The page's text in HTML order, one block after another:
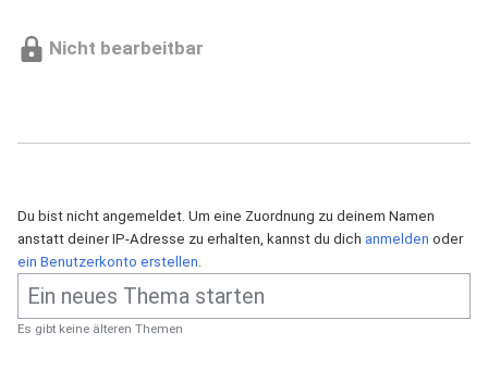
Nicht bearbeitbar
Du bist nicht angemeldet. Um eine Zuordnung zu deinem Namen
anstatt deiner IP-Adresse zu erhalten, kannst du dich anmelden oder
ein Benutzerkonto erstellen.
Es gibt keine älteren Themen